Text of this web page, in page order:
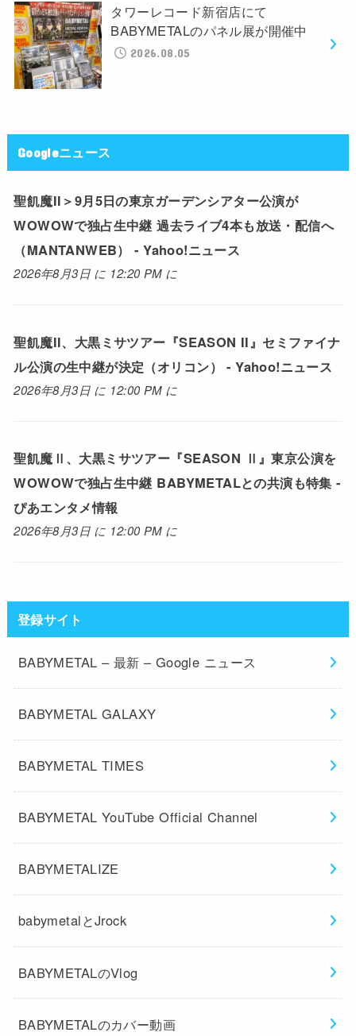
タワーレコード新宿店にて
BABYMETALのパネル展が開催中
2026.08.05
Googleニュース
聖飢魔II＞9月5日の東京ガーデンシアター公演が
WOWOWで独占生中継 過去ライブ4本も放送・配信へ
（MANTANWEB） - Yahoo!ニュース
2026年8月3日 に 12:20 PM に
聖飢魔II、大黒ミサツアー『SEASON II』セミファイナ
ル公演の生中継が決定（オリコン） - Yahoo!ニュース
2026年8月3日 に 12:00 PM に
聖飢魔Ⅱ、大黒ミサツアー『SEASON Ⅱ』東京公演を
WOWOWで独占生中継 BABYMETALとの共演も特集 -
ぴあエンタメ情報
2026年8月3日 に 12:00 PM に
登録サイト
BABYMETAL – 最新 – Google ニュース
BABYMETAL GALAXY
BABYMETAL TIMES
BABYMETAL YouTube Official Channel
BABYMETALIZE
babymetalとJrock
BABYMETALのVlog
BABYMETALのカバー動画